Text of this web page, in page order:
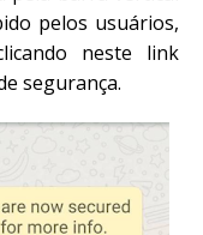
pelos usuários,
neste link
segurança.